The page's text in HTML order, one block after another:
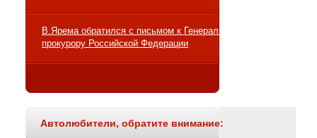
В.Ярема обратился с письмом к Генеральному
прокурору Российской Федерации
Автолюбители, обратите внимание: